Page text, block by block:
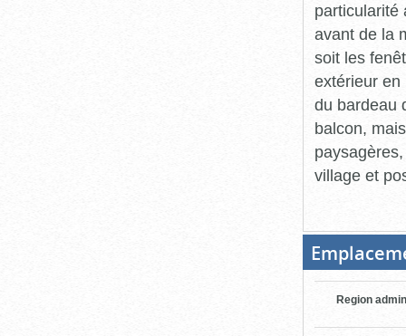
particularité
avant de la
soit les
extérieur en
du bardeau
balcon,
village et
Region